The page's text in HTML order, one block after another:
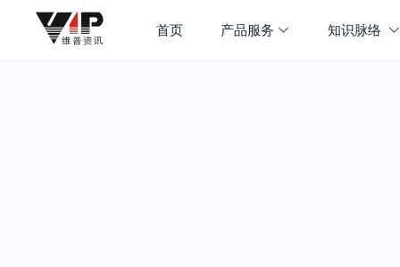
首页 产品服务 知识脉络